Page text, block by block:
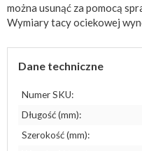
można usunąć za pomocą
Wymiary tacy ociekowej
Dane techniczne
Numer SKU:
Długość (mm):
Szerokość (mm):